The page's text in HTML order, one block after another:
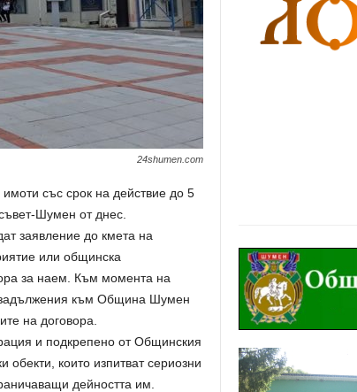
24shumen.com
със срок на действие до 5
Шумен от днес.
заявление до кмета на
или общинска
за наем. Към момента на
задължения към Община Шумен
на договора.
и подкрепено от Общинския
които изпитват сериозни
дейността им.